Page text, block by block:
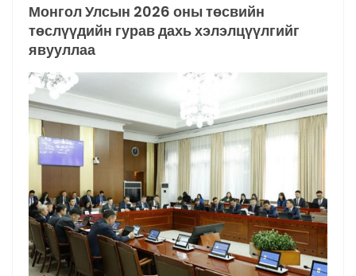
Монгол Улсын 2026 оны төсвийн
төслүүдийн гурав дахь хэлэлцүүлгийг
явууллаа